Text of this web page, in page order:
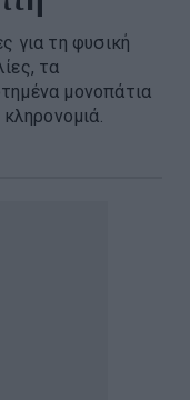
για τη φυσική
τα
μονοπάτια